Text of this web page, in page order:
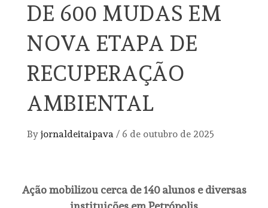
DE 600 MUDAS EM
NOVA ETAPA DE
RECUPERAÇÃO
AMBIENTAL
By jornaldeitaipava / 6 de outubro de 2025
Ação mobilizou cerca de 140 alunos e diversas